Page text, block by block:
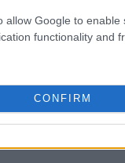
allow Google to
functionality and
CONFIRM